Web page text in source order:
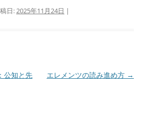
日:2025年11月24日 |
公知と先
エレメンツの読み進め方 →